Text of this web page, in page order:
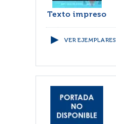
Texto impreso
VER EJEMPLARES